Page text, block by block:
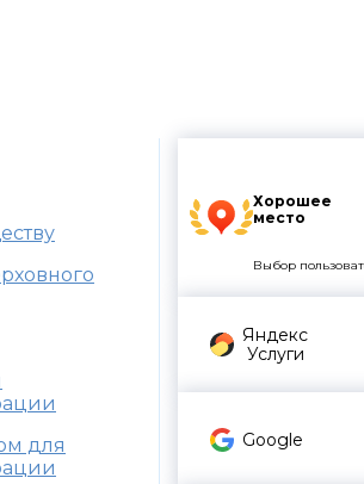
Хорошее
место
Выбор
Яндекс
Услуги
Google
для